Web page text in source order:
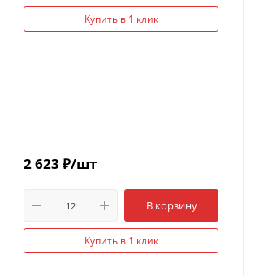
Купить в 1 клик
2 623 ₽/шт
В корзину
Купить в 1 клик